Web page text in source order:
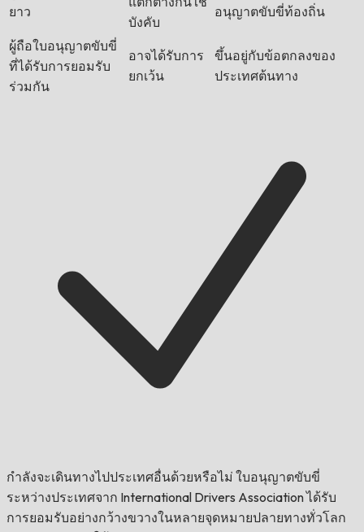
ยาว
บังคับ
อนุญาตขับขี่ท้องถิ่น
ผู้ถือใบอนุญาตขับขี่
ที่ได้รับการยอมรับ
ร่วมกัน
อาจได้รับการ
ยกเว้น
ขึ้นอยู่กับข้อตกลงของ
ประเทศต้นทาง
กำลังจะเดินทางไปประเทศอื่นด้วยหรือไม่ ใบอนุญาตขับขี่
ระหว่างประเทศจาก International Drivers Association ได้รับ
การยอมรับอย่างกว้างขวางในหลายจุดหมายปลายทางทั่วโลก